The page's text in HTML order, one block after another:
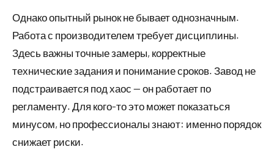
Однако опытный рынок не бывает однозначным.
Работа с производителем требует дисциплины.
Здесь важны точные замеры, корректные
технические задания и понимание сроков. Завод не
подстраивается под хаос — он работает по
регламенту. Для кого-то это может показаться
минусом, но профессионалы знают: именно порядок
снижает риски.